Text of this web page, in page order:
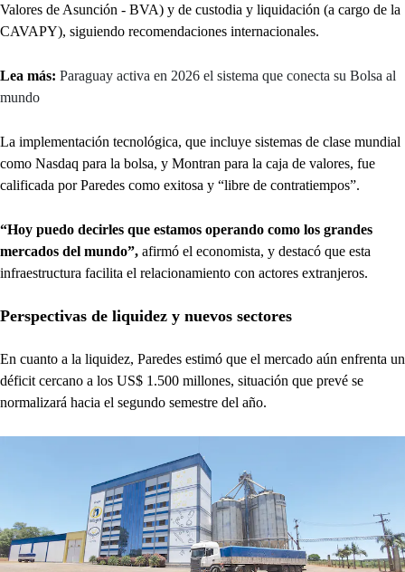
Valores de Asunción - BVA) y de custodia y liquidación (a cargo de la
CAVAPY), siguiendo recomendaciones internacionales.
Lea más: Paraguay activa en 2026 el sistema que conecta su Bolsa al
mundo
La implementación tecnológica, que incluye sistemas de clase mundial
como Nasdaq para la bolsa, y Montran para la caja de valores, fue
calificada por Paredes como exitosa y “libre de contratiempos”.
“Hoy puedo decirles que estamos operando como los grandes
mercados del mundo”, afirmó el economista, y destacó que esta
infraestructura facilita el relacionamiento con actores extranjeros.
Perspectivas de liquidez y nuevos sectores
En cuanto a la liquidez, Paredes estimó que el mercado aún enfrenta un
déficit cercano a los US$ 1.500 millones, situación que prevé se
normalizará hacia el segundo semestre del año.